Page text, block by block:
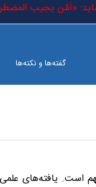
یجیب المضطر اذ
گفته‌ها و نکته‌ها
یافته‌های علمی